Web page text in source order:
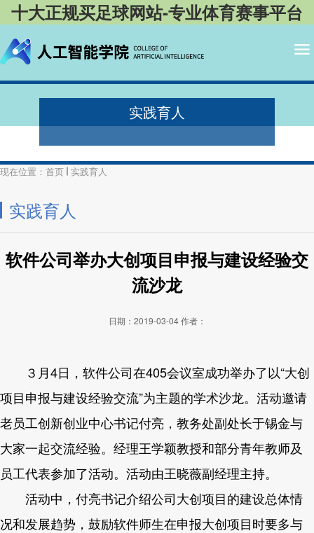
十大正规买足球网站-专业体育赛事平台
实践育人
现在位置： 首页 实践育人
实践育人
软件公司举办大创项目申报与建设经验交
流沙龙
日期：2019-03-04 作者：
３月4日，软件公司在405会议室成功举办了以“大创
项目申报与建设经验交流”为主题的学术沙龙。活动邀请
老员工创新创业中心书记付亮，教务处副处长于锡金与
大家一起交流经验。经理王学颖教授和部分青年教师及
员工代表参加了活动。活动由王晓薇副经理主持。
活动中，付亮书记介绍公司大创项目的建设总体情
况和发展趋势，鼓励软件师生在申报大创项目时要多与